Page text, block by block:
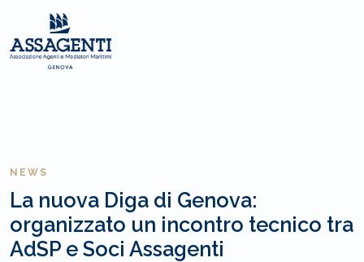
NEWS
La nuova Diga di Genova:
organizzato un incontro tecnico tra
AdSP e Soci Assagenti